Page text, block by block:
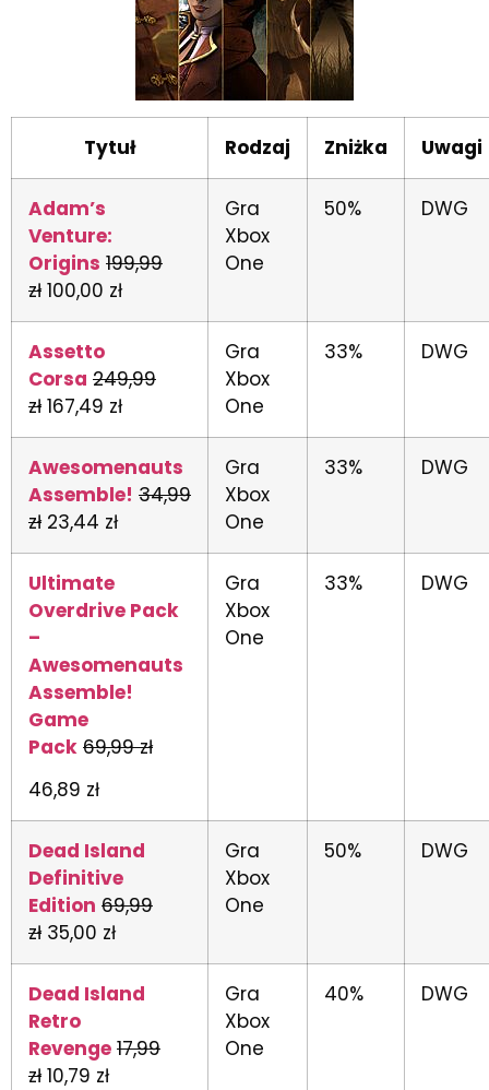
Tytuł Rodzaj Zniżka Uwagi
Adam’s
Venture:
Origins 199,99
zł100,00 zł
Gra
Xbox
One
50% DWG
Assetto
Corsa 249,99
zł167,49 zł
Gra
Xbox
One
33% DWG
Awesomenauts
Assemble! 34,99
zł23,44 zł
Gra
Xbox
One
33% DWG
Ultimate
Overdrive Pack
–
Awesomenauts
Assemble!
Game
Pack 69,99 zł
46,89 zł
Gra
Xbox
One
33% DWG
Dead Island
Definitive
Edition 69,99
zł35,00 zł
Gra
Xbox
One
50% DWG
Dead Island
Retro
Revenge 17,99
zł10,79 zł
Gra
Xbox
One
40% DWG